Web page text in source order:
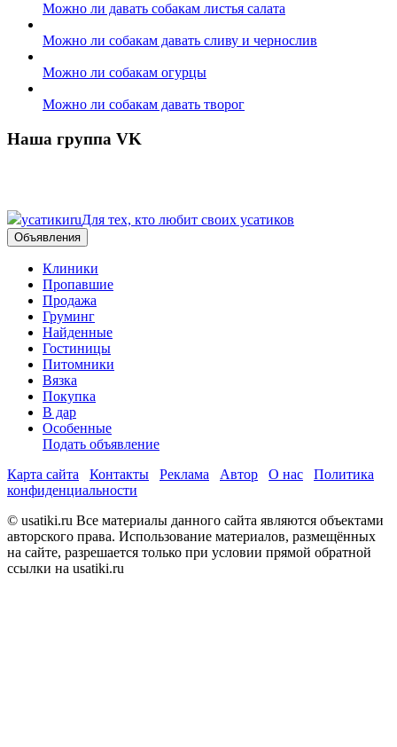
Можно ли давать собакам листья салата
Можно ли собакам давать сливу и чернослив
Можно ли собакам огурцы
Можно ли собакам давать творог
Наша группа VK
усатикиruДля тех, кто любит своих усатиков
Объявления
Клиники
Пропавшие
Продажа
Груминг
Найденные
Гостиницы
Питомники
Вязка
Покупка
В дар
Особенные
Подать объявление
Карта сайта
Контакты Реклама Автор О нас
Политика
конфиденциальности
© usatiki.ru Все материалы данного сайта являются объектами
авторского права. Использование материалов, размещённых
на сайте, разрешается только при условии прямой обратной
ссылки на usatiki.ru